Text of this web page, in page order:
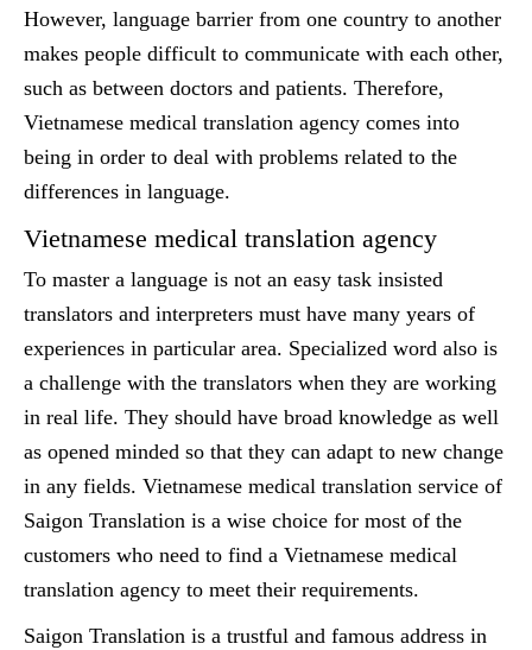
However, language barrier from one country to another
makes people difficult to communicate with each other,
such as between doctors and patients. Therefore,
Vietnamese medical translation agency comes into
being in order to deal with problems related to the
differences in language.
Vietnamese medical translation agency
To master a language is not an easy task insisted
translators and interpreters must have many years of
experiences in particular area. Specialized word also is
a challenge with the translators when they are working
in real life. They should have broad knowledge as well
as opened minded so that they can adapt to new change
in any fields. Vietnamese medical translation service of
Saigon Translation is a wise choice for most of the
customers who need to find a Vietnamese medical
translation agency to meet their requirements.
Saigon Translation is a trustful and famous address in